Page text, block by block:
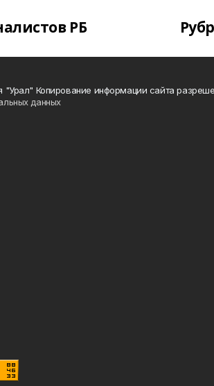
РБ
Копирование информации сайта
данных